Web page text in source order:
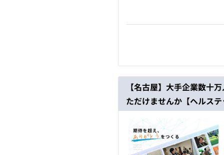
【名古屋】大手企業数十
ただけませんか【ヘルス